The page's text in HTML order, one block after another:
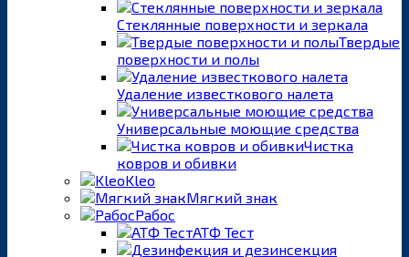
Стеклянные поверхности и зеркала
Твердые
поверхности и полы
Удаление известкового налета
Универсальные моющие средства
Чистка
ковров и обивки
Kleo
Мягкий знак
Рабос
АТФ Тест